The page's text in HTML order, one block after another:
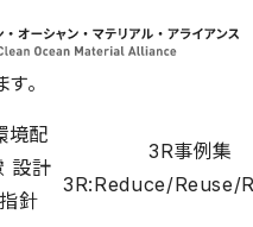
覧
指針」「事例」「データ」に関す
。
境配
設計
指針
3R事例集
3R:Reduce/Reuse/